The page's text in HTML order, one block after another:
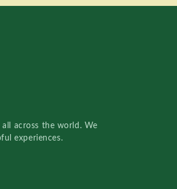
across the world. We
experiences.